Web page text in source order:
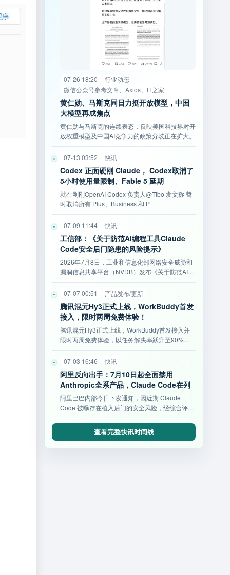
07-26 18:20
行业动态
微信公众号参考文章、Axios、IT之家
黄仁勋、马斯克同日力挺开放模型，中国
大模型再成焦点
黄仁勋与马斯克的连续表态，反映美国科技界对开
放权重模型及中国AI竞争力的政策分歧正在扩大。
07-13 03:52 快讯
Codex 正面硬刚 Claude， Codex取消了
5小时使用量限制、Fable 5 延期
就在刚刚OpenAI Codex 负责人@Tibo 发文称 暂
时取消所有 Plus、Business 和 P
07-09 11:44 快讯
工信部：《关于防范AI编程工具Claude
Code安全后门隐患的风险提示》
2026年7月8日，工业和信息化部网络安全威胁和
漏洞信息共享平台（NVDB）发布《关于防范AI编
程工具Cla
07-07 00:51
产品发布/更新
腾讯混元Hy3正式上线，WorkBuddy首发
接入，限时两周免费体验！
腾讯混元Hy3正式上线，WorkBuddy首发接入并
限时两周免费体验，以任务解决率跃升至90%、
耗时缩短34%及高性价比开源等亮点，重塑AI办公
新标杆。
07-03 16:46 快讯
阿里反向出手：7月10日起全面禁用
Anthropic全系产品，Claude Code在列
阿里巴巴内部今日下发通知，因近期 Claude
Code 被曝存在植入后门的安全风险，经综合评估
查看完整快讯时间线